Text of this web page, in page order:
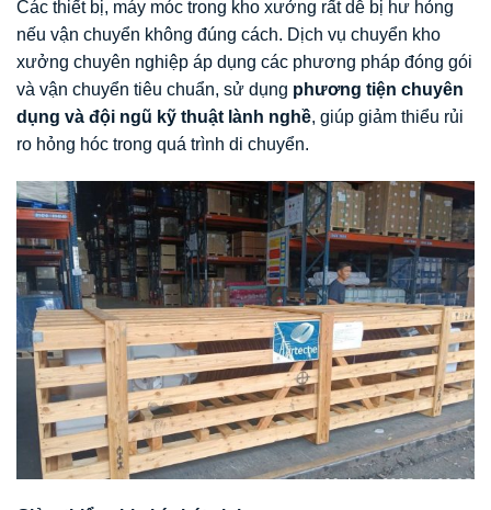
Các thiết bị, máy móc trong kho xưởng rất dễ bị hư hỏng
nếu vận chuyển không đúng cách. Dịch vụ chuyển kho
xưởng chuyên nghiệp áp dụng các phương pháp đóng gói
và vận chuyển tiêu chuẩn, sử dụng phương tiện chuyên
dụng và đội ngũ kỹ thuật lành nghề, giúp giảm thiểu rủi
ro hỏng hóc trong quá trình di chuyển.